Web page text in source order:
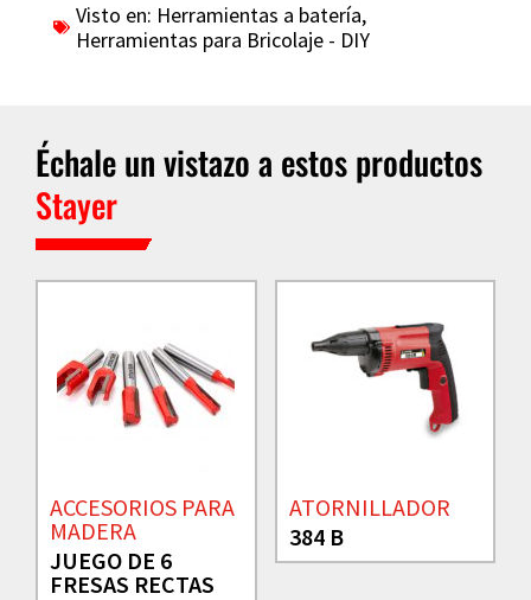
Visto en: Herramientas a batería,
Herramientas para Bricolaje - DIY
Échale un vistazo a estos productos
Stayer
ACCESORIOS PARA
MADERA
JUEGO DE 6
FRESAS RECTAS
ATORNILLADOR
384 B